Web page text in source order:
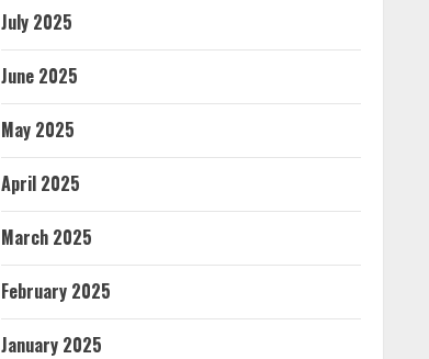
July 2025
June 2025
May 2025
April 2025
March 2025
February 2025
January 2025